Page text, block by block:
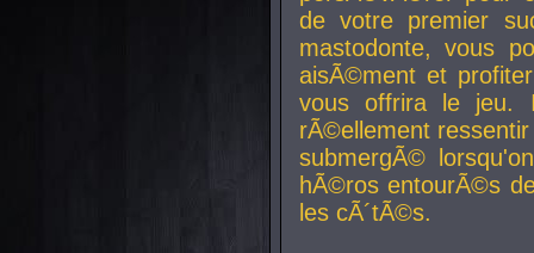
de votre premier
mastodonte, vous
aisÃ©ment et
vous offrira le jeu.
rÃ©ellement
submergÃ©
hÃ©ros entourÃ©s
les cÃ´tÃ©s.